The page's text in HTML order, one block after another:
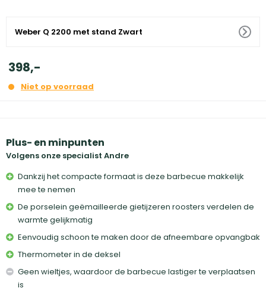
Weber Q 2200 met stand Zwart
398,-
Niet op voorraad
Plus- en minpunten
Volgens onze specialist Andre
Dankzij het compacte formaat is deze barbecue makkelijk
mee te nemen
De porselein geëmailleerde gietijzeren roosters verdelen de
warmte gelijkmatig
Eenvoudig schoon te maken door de afneembare opvangbak
Thermometer in de deksel
Geen wieltjes, waardoor de barbecue lastiger te verplaatsen
is